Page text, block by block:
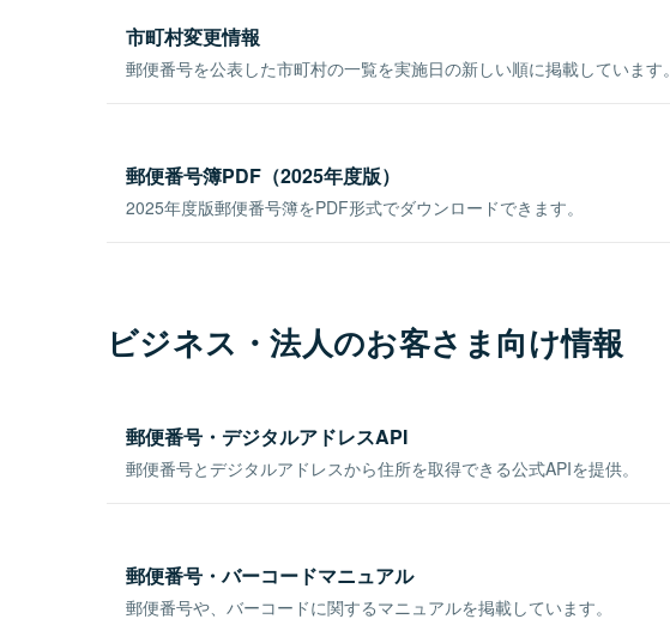
市町村変更情報
郵便番号を公表した市町村の一覧を実施日の新しい順に掲載しています。
郵便番号簿PDF（2025年度版）
2025年度版郵便番号簿をPDF形式でダウンロードできます。
ビジネス・法人のお客さま向け情報
郵便番号・デジタルアドレスAPI
郵便番号とデジタルアドレスから住所を取得できる公式APIを提供。
郵便番号・バーコードマニュアル
郵便番号や、バーコードに関するマニュアルを掲載しています。